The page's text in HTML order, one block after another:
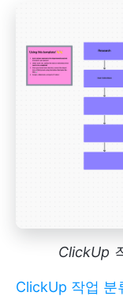
ClickUp
ClickUp 작업 분